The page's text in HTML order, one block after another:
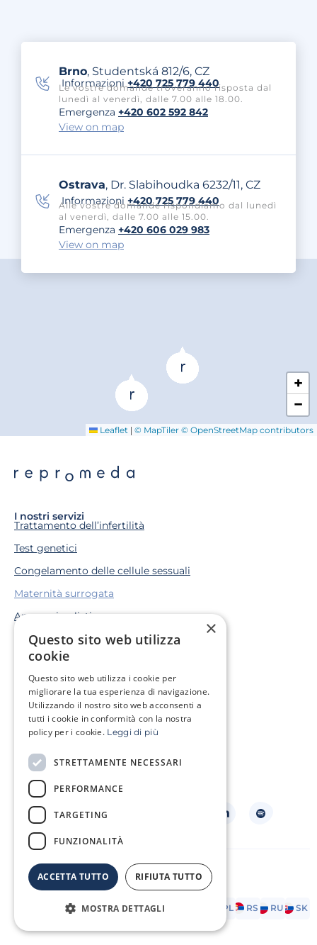
Brno, Studentská 812/6, CZ
Informazioni+420 725 779 440
Le vostre domande troveranno risposta dal
lunedì al venerdì, dalle 7.00 alle 18.00.
Emergenza +420 602 592 842
View on map
Ostrava, Dr. Slabihoudka 6232/11, CZ
Informazioni +420 725 779 440
Alle vostre domande rispondiamo dal lunedì
al venerdì, dalle 7.00 alle 15.00.
Emergenza +420 606 029 983
View on map
+
−
Leaflet | © MapTiler © OpenStreetMap contributors
I nostri servizi
Trattamento dell’infertilità
Test genetici
Congelamento delle cellule sessuali
Maternità surrogata
Approccio olistico
Situazioni di vita
Ho un problema genetico
Sono in cura oncologica
Clinica
Zona cliente
Glossario dei termini
Domande frequenti
Contatto
Listino prezzi
Seguiteci
Copyright ©2026 Repromeda
Accorde legale Politica dei cookie
DE EN FR HR PL RS RU SK
×
Questo sito web utilizza
cookie
Questo sito web utilizza i cookie per
migliorare la tua esperienza di navigazione.
Utilizzando il nostro sito web acconsenti a
tutti i cookie in conformità con la nostra
policy per i cookie. Leggi di più
STRETTAMENTE NECESSARI
PERFORMANCE
TARGETING
FUNZIONALITÀ
ACCETTA TUTTO RIFIUTA TUTTO
MOSTRA DETTAGLI